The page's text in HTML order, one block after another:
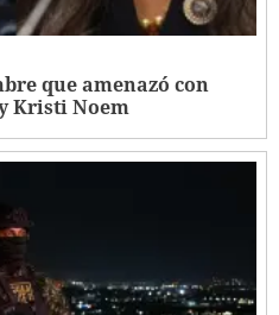
que amenazó con
Kristi Noem